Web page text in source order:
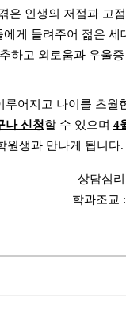
은 인생의 저점과 고
게 들려주어 젊은
하고 외로움과 우울
루어지고 나이를 초
나 신청할 수 있으며 4
원생과 만나게 됩니
상담심
학과조교